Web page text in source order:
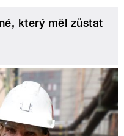
který měl zůstat